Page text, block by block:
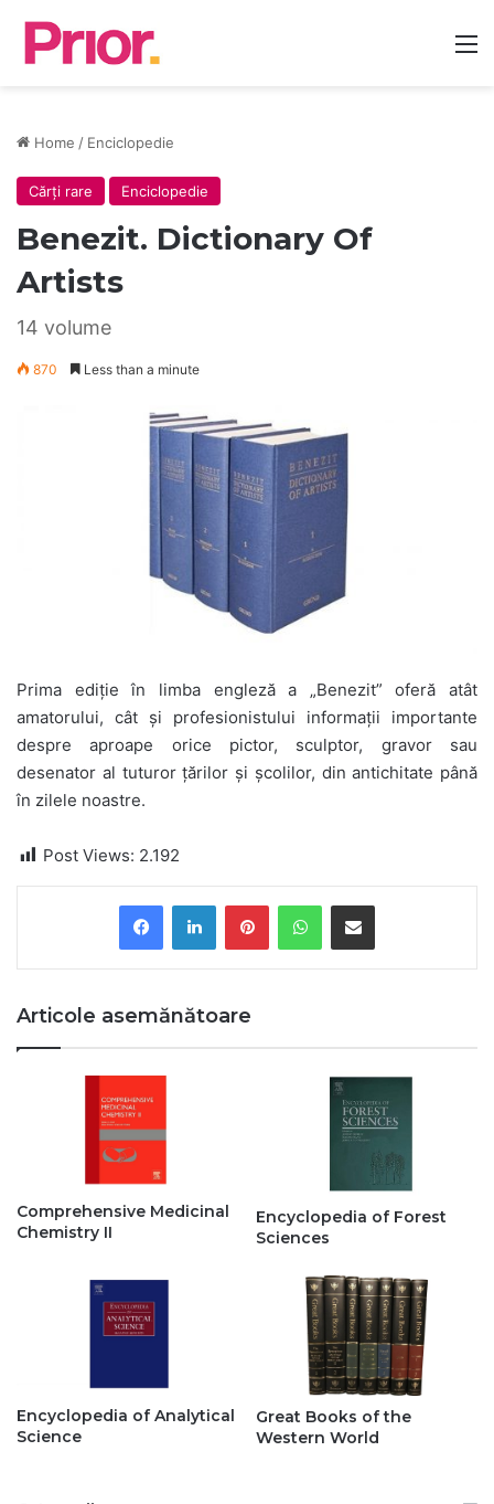
Home / Enciclopedie
Cărți rare Enciclopedie
Benezit. Dictionary Of
Artists
14 volume
870 Less than a minute
Prima ediție în limba engleză a „Benezit” oferă atât
amatorului, cât și profesionistului informații importante
despre aproape orice pictor, sculptor, gravor sau
desenator al tuturor țărilor și școlilor, din antichitate până
în zilele noastre.
Post Views: 2.192
Articole asemănătoare
Comprehensive Medicinal
Chemistry II
Encyclopedia of Forest
Sciences
Encyclopedia of Analytical
Science
Great Books of the
Western World